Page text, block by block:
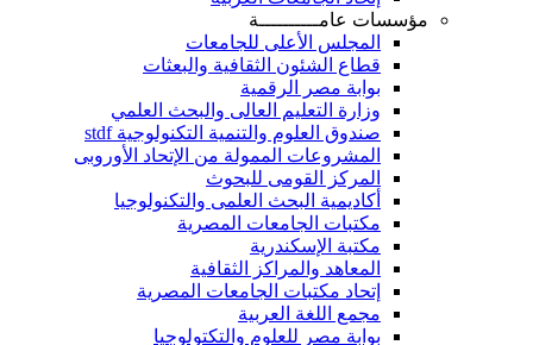
مؤسسات عامــــــــــة
المجلس الأعلى للجامعات
قطاع الشئون الثقافية والبعثات
بوابة مصر الرقمية
وزارة التعليم العالى والبحث العلمي
صندوق العلوم والتنمية التكنولوجية stdf
المشروعات الممولة من الإتحاد الأوروبى
المركز القومى للبحوث
أكاديمية البحث العلمى والتكنولوجيا
مكتبات الجامعات المصرية
مكتبة الإسكندرية
المعاهد والمراكز الثقافية
إتحاد مكتبات الجامعات المصرية
مجمع اللغة العربية
بوابة مصر للعلوم والتكتولوجيا